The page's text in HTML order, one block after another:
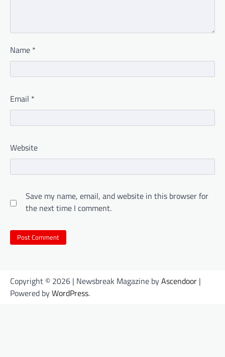
Name *
Email *
Website
Save my name, email, and website in this browser for
the next time I comment.
Copyright © 2026 | Newsbreak Magazine byAscendoor |
Powered byWordPress.